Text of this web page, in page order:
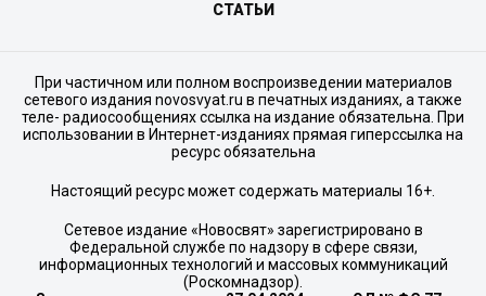
СТАТЬИ
При частичном или полном воспроизведении материалов
сетевого издания novosvyat.ru в печатных изданиях, а также
теле- радиосообщениях ссылка на издание обязательна. При
использовании в Интернет-изданиях прямая гиперссылка на
ресурс обязательна
Настоящий ресурс может содержать материалы 16+.
Сетевое издание «Новосвят» зарегистрировано в
Федеральной службе по надзору в сфере связи,
информационных технологий и массовых коммуникаций
(Роскомнадзор).